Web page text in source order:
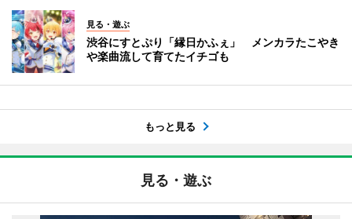
見る・遊ぶ
渋谷にすとぷり「縁日かふぇ」 メンカラたこやき
や楽曲流して育てたイチゴも
もっと見る
見る・遊ぶ